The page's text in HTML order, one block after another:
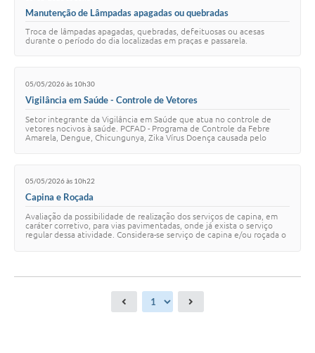
Manutenção de Lâmpadas apagadas ou quebradas
Troca de lâmpadas apagadas, quebradas, defeituosas ou acesas
durante o período do dia localizadas em praças e passarela.
05/05/2026 às 10h30
Vigilância em Saúde - Controle de Vetores
Setor integrante da Vigilância em Saúde que atua no controle de
vetores nocivos à saúde. PCFAD - Programa de Controle da Febre
Amarela, Dengue, Chicungunya, Zika Vírus Doença causada pelo
05/05/2026 às 10h22
Capina e Roçada
Avaliação da possibilidade de realização dos serviços de capina, em
caráter corretivo, para vias pavimentadas, onde já exista o serviço
regular dessa atividade. Considera-se serviço de capina e/ou roçada o